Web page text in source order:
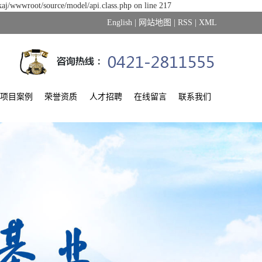
wwwroot/source/model/api.class.php on line 217
English
网站地图 RSS XML
项目案例 荣誉资质 人才招聘 在线留言 联系我们